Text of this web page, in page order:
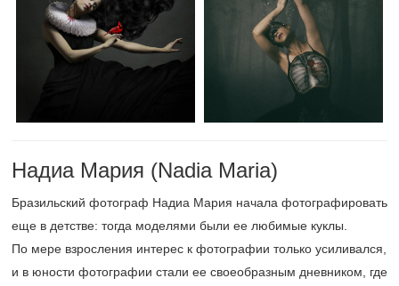
Надиа Мария (Nadia Maria)
Бразильский фотограф Надиа Мария начала фотографировать
еще в детстве: тогда моделями были ее любимые куклы.
По мере взросления интерес к фотографии только усиливался,
и в юности фотографии стали ее своеобразным дневником, где